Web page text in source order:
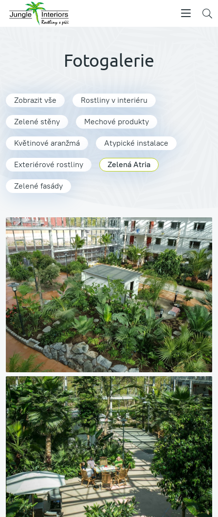
Fotogalerie
Zobrazit vše Rostliny v interiéru
Zelené stěny Mechové produkty
Květinové aranžmá Atypické instalace
Exteriérové rostliny Zelená Atria
Zelené fasády